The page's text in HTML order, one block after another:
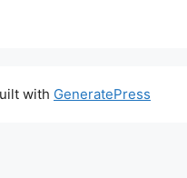
with GeneratePress